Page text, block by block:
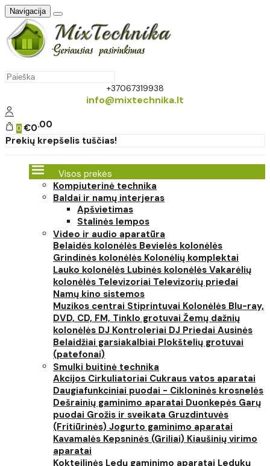
Navigacija
+37067319938
info@mixtechnika.lt
0 €0 00
Prekių krepšelis tuščias!
Visos prekės
Kompiuterinė technika
Baldai ir namų interjeras
Apšvietimas
Stalinės lempos
Video ir audio aparatūra
Belaidės kolonėlės Bevielės kolonėlės
Grindinės kolonėlės Kolonėlių komplektai
Lauko kolonėlės Lubinės kolonėlės Vakarėlių
kolonėlės Televizoriai Televizorių priedai
Namų kino sistemos
Muzikos centrai Stiprintuvai Kolonėlės Blu-ray,
DVD, CD, FM, Tinklo grotuvai Žemų dažnių
kolonėlės DJ Kontroleriai DJ Priedai Ausinės
Belaidžiai garsiakalbiai Plokštelių grotuvai
(patefonai)
Smulki buitinė technika
Akcijos Cirkuliatoriai Cukraus vatos aparatai
Daugiafunkciniai puodai - Cikloninės krosnelės
Dešrainių gaminimo aparatai Duonkepės Garų
puodai Grožis ir sveikata Gruzdintuvės
(Fritiūrinės) Jogurto gaminimo aparatai
Kavamalės Kepsninės (Griliai) Kiaušinių virimo
aparatai
Kokteilinės Ledų gaminimo aparatai Ledukų